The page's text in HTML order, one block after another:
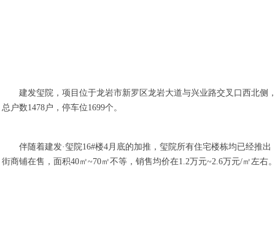
建发玺院，项目位于龙岩市新罗区龙岩大道与兴业路交叉口西北
总户数1478户，停车位1699个。
伴随着建发·玺院16#楼4月底的加推，玺院所有住宅楼栋均已经推
街商铺在售，面积40㎡~70㎡不等，销售均价在1.2万元~2.6万元/㎡左右